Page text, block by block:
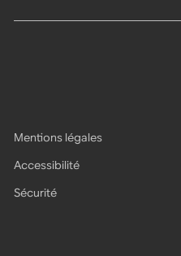
Mentions légales
Accessibilité
Sécurité